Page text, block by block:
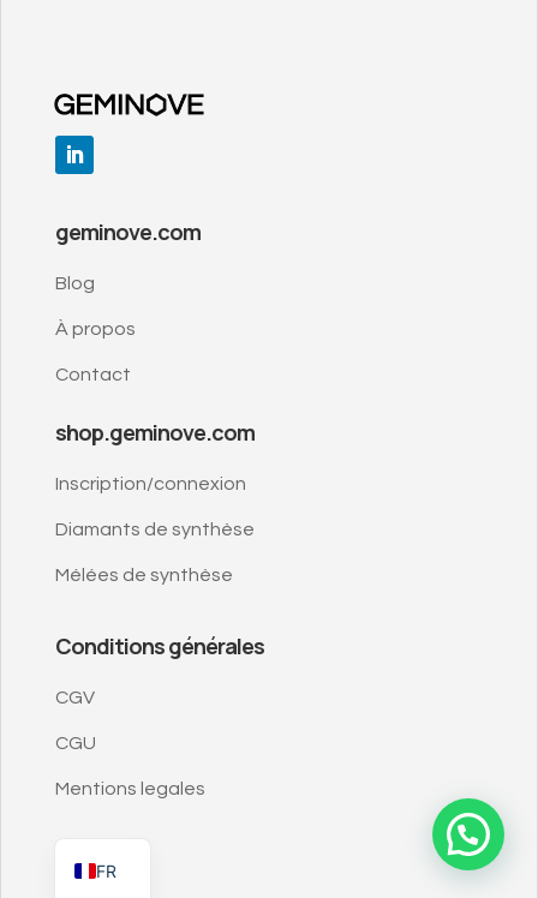
geminove.com
Blog
À propos
Contact
shop.geminove.com
Inscription/connexion
Diamants de synthèse
Mélées de synthèse
Conditions générales
CGV
CGU
Mentions legales
FR